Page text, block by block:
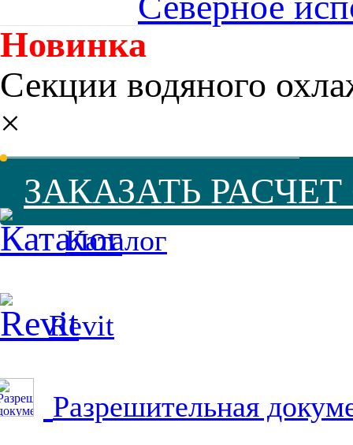
Новинка
Секции водяного
×
ЗАКАЗАТЬ
Каталог
Revit
Разрешительная